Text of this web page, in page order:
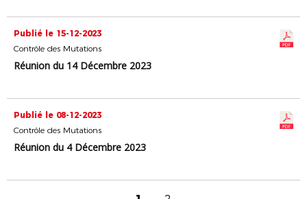
Publié le 15-12-2023
Contrôle des Mutations
Réunion du 14 Décembre 2023
Publié le 08-12-2023
Contrôle des Mutations
Réunion du 4 Décembre 2023